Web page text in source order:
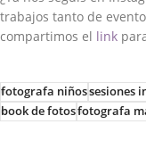
trabajos tanto de
compartimos el link
fotografa niñossesiones
book de fotosfotografa